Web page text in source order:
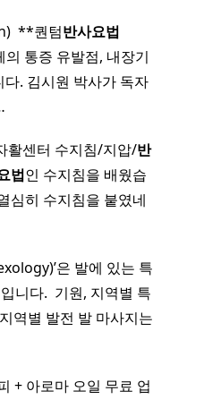
​**퀀텀반사요법
통증 유발점, 내장기
다. 김시원 박사가 독자
활센터 수지침/지압/반
법인 수지침을 배웠습
심히 수지침을 붙였네
은 발에 있는 특
니다. ​ 기원, 지역별 특
역별 발전 ​발 마사지는
+ 아로마 오일 무료 업